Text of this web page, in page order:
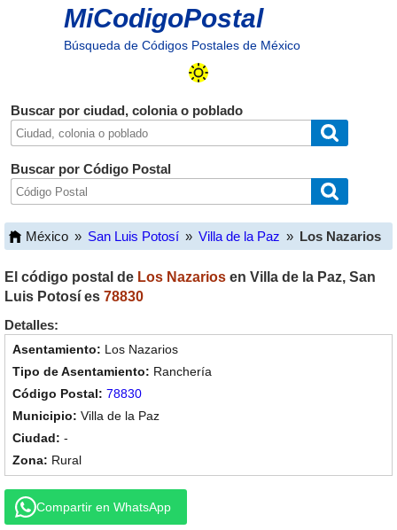
MiCodigoPostal
Búsqueda de Códigos Postales de México
Buscar por ciudad, colonia o poblado
Buscar por Código Postal
México » San Luis Potosí » Villa de la Paz » Los Nazarios
El código postal de Los Nazarios en Villa de la Paz, San
Luis Potosí es 78830
Detalles:
Los Nazarios
Ranchería
78830
Villa de la Paz
-
Rural
Compartir en WhatsApp